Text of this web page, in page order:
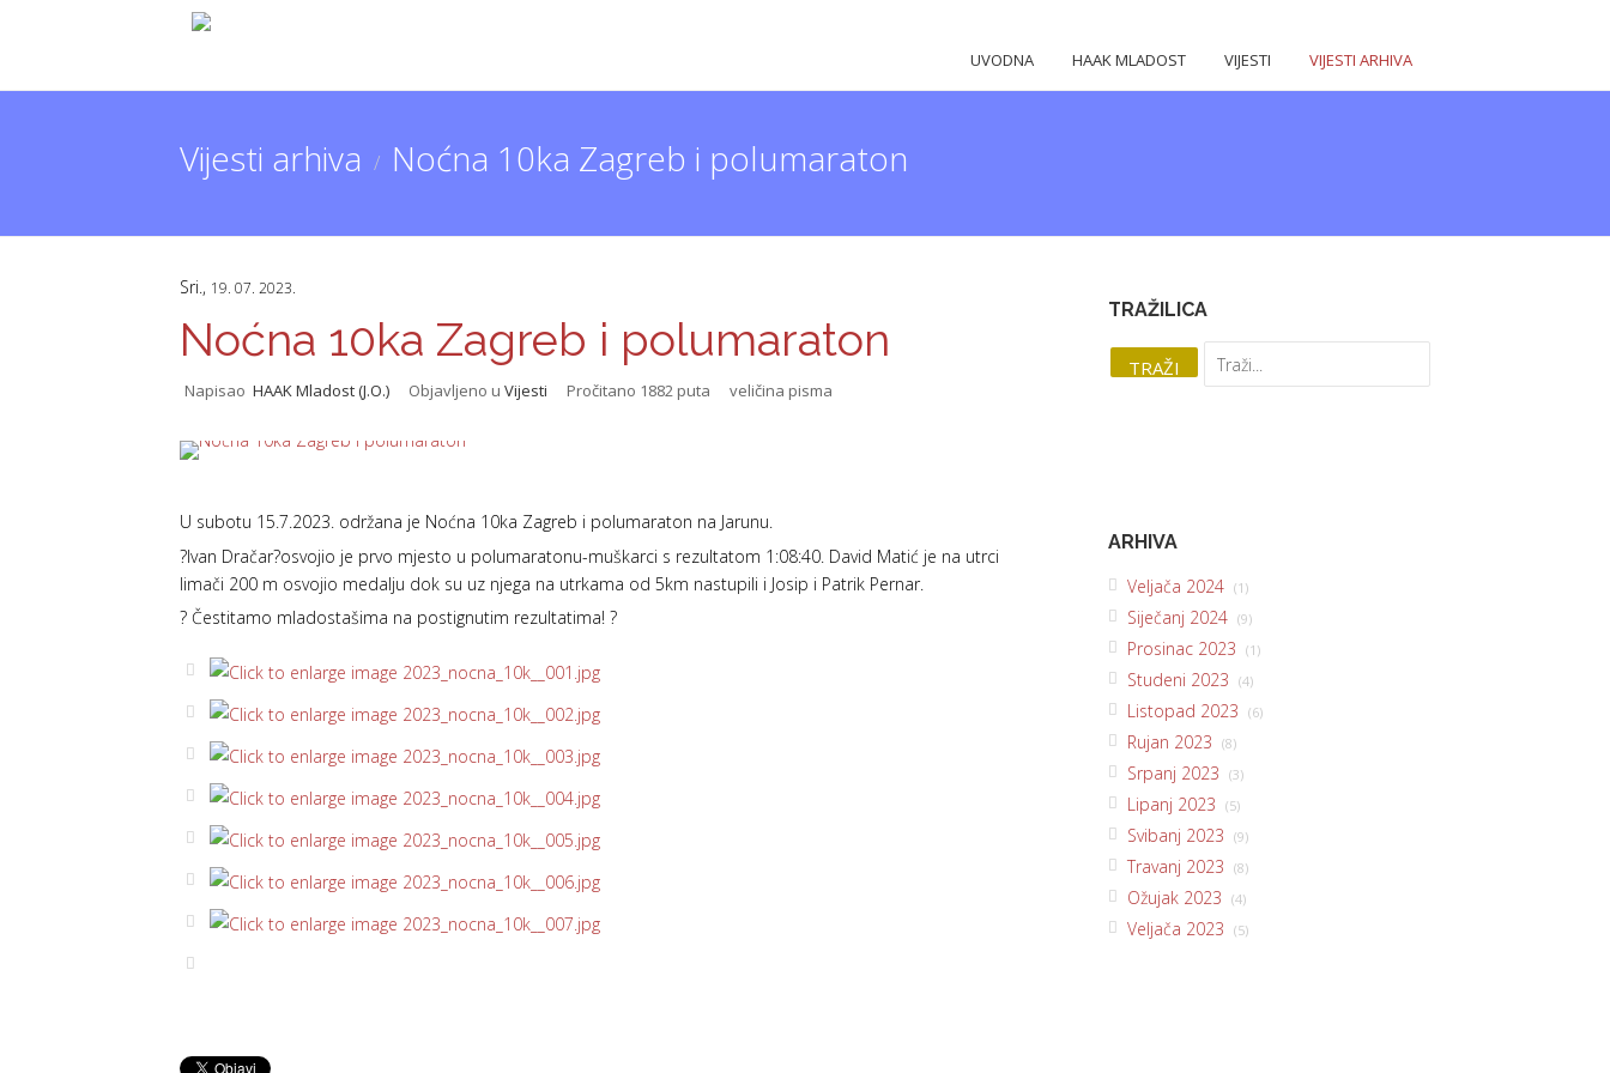
UVODNA HAAK MLADOST VIJESTI VIJESTI ARHIVA
Vijesti arhiva / Noćna 10ka Zagreb i polumaraton
Sri., 19. 07. 2023.
Noćna 10ka Zagreb i polumaraton
Napisao HAAK Mladost (J.O.) Objavljeno u Vijesti Pročitano 1882 puta veličina pisma
U subotu 15.7.2023. održana je Noćna 10ka Zagreb i polumaraton na Jarunu.
?Ivan Dračar?osvojio je prvo mjesto u polumaratonu-muškarci s rezultatom 1:08:40. David Matić je na utrci
limači 200 m osvojio medalju dok su uz njega na utrkama od 5km nastupili i Josip i Patrik Pernar.
? Čestitamo mladostašima na postignutim rezultatima! ?
TRAŽILICA
ARHIVA
Veljača 2024 (1)
Siječanj 2024 (9)
Prosinac 2023 (1)
Studeni 2023 (4)
Listopad 2023 (6)
Rujan 2023 (8)
Srpanj 2023 (3)
Lipanj 2023 (5)
Svibanj 2023 (9)
Travanj 2023 (8)
Ožujak 2023 (4)
Veljača 2023 (5)